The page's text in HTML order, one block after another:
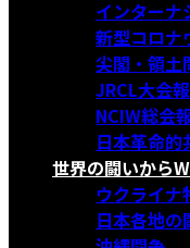
インターナ
新型コロナ
尖閣・領土
JRCL大会
NCIW総会
日本革命的
世界の闘いから
ウクライナ
日本各地の